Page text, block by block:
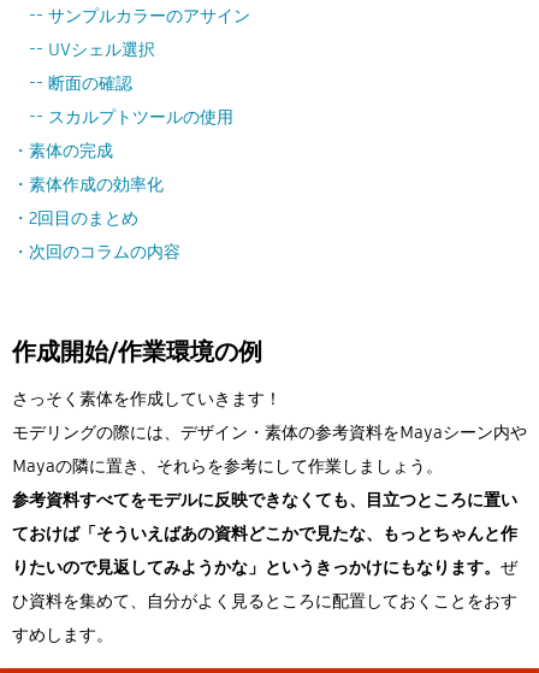
-- サンプルカラーのアサイン
-- UVシェル選択
-- 断面の確認
-- スカルプトツールの使用
・素体の完成
・素体作成の効率化
・2回目のまとめ
・次回のコラムの内容
作成開始/作業環境の例
さっそく素体を作成していきます！
モデリングの際には、デザイン・素体の参考資料をMayaシーン内や
Mayaの隣に置き、それらを参考にして作業しましょう。
参考資料すべてをモデルに反映できなくても、目立つところに置い
ておけば「そういえばあの資料どこかで見たな、もっとちゃんと作
りたいので見返してみようかな」というきっかけにもなります。 ぜ
ひ資料を集めて、自分がよく見るところに配置しておくことをおす
すめします。